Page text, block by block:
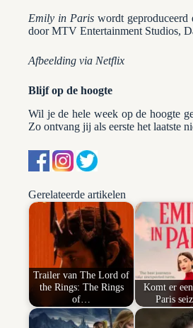
Emily in Pariswordt geproduceerd
door MTV Entertainment Studios,
Afbeelding via Netflix
Blijf op de hoogte
Wil je de hele week op de hoogte
Zo ontvang jij als eerste het laatste
Gerelateerde artikelen
Trailer van The Lord of
the Rings: The Rings
of…
Komt er
Paris